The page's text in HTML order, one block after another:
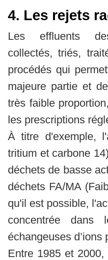
4. Les rejets
Les effluents
collectés, triés,
procédés qui
majeure partie et
très faible
les prescriptions
À titre d'exemple,
tritium et carbone
déchets de basse
déchets FA/MA
qu'il est possible,
concentrée dans
échangeuses
Entre 1985 et